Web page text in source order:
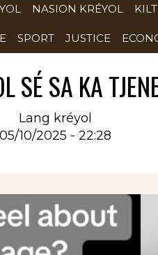
NASION KRÉYOL
SPORT JUSTICE
SÉ SA KA
Lang kréyol
05/10/2025 - 22:28